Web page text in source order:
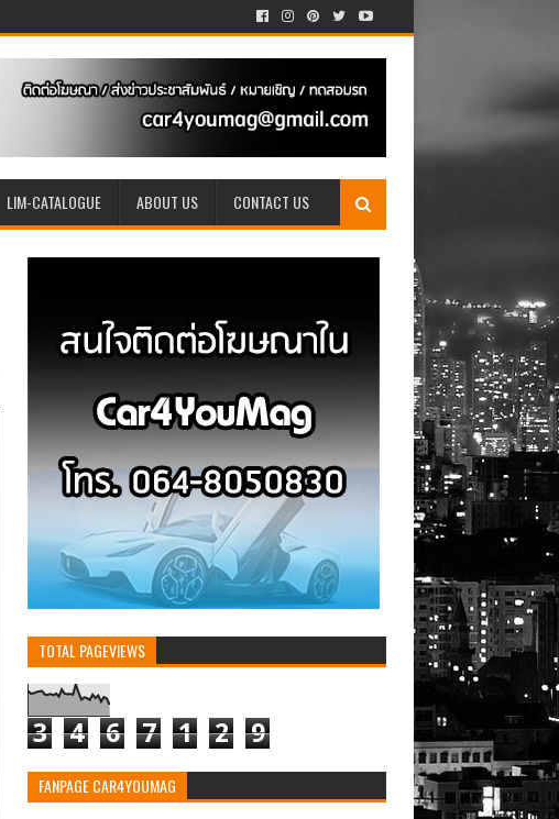
LIM-CATALOGUE ABOUT US CONTACT US
TOTAL PAGEVIEWS
3 4 6 7 1 2 9
FANPAGE CAR4YOUMAG